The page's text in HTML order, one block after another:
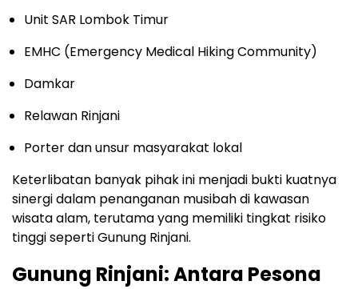
Unit SAR Lombok Timur
EMHC (Emergency Medical Hiking Community)
Damkar
Relawan Rinjani
Porter dan unsur masyarakat lokal
Keterlibatan banyak pihak ini menjadi bukti kuatnya
sinergi dalam penanganan musibah di kawasan
wisata alam, terutama yang memiliki tingkat risiko
tinggi seperti Gunung Rinjani.
Gunung Rinjani: Antara Pesona